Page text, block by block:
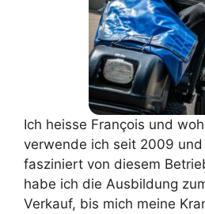
Ich heisse François und
verwende ich seit 2009
fasziniert von diesem
habe ich die Ausbildung
Verkauf, bis mich meine